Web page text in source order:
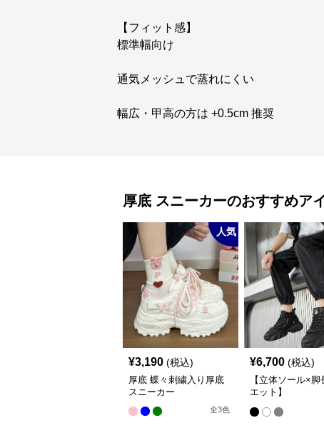
【フィット感】
標準幅向け
通気メッシュで蒸れにくい
幅広・甲高の方は +0.5cm 推奨
厚底 スニーカーのおすすめア
人気
¥3,190 (税込)
厚底 蝶々刺繍入り厚底
スニーカー
全3色
¥6,700 (税込)
【立体ソール×脚
エット】
12cm/10cm/8cm/
底 ボリュームソ